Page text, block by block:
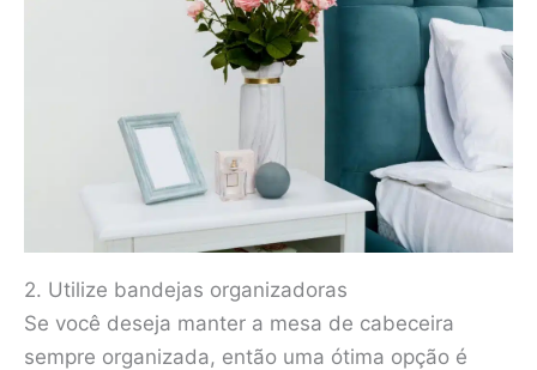
2. Utilize bandejas organizadoras
Se você deseja manter a mesa de cabeceira
sempre organizada, então uma ótima opção é